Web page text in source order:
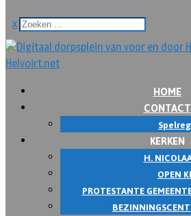
x
HOME
CONTACT
KERKEN
H.
OPEN
PROTESTANTE